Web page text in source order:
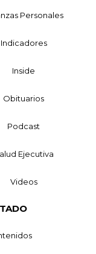
Personales
Indicadores
Inside
Obituarios
Podcast
Ejecutiva
Videos